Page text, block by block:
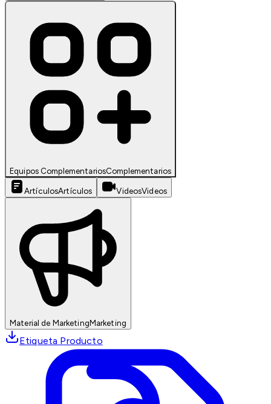
Equipos ComplementariosComplementarios
ArtículosArtículos VideosVideos
Material de MarketingMarketing
Etiqueta Producto